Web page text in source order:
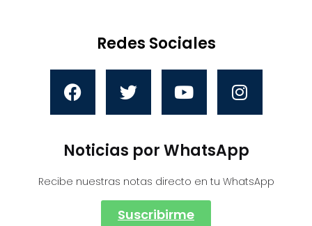
Redes Sociales
Noticias por WhatsApp
Recibe nuestras notas directo en tu WhatsApp
Suscribirme